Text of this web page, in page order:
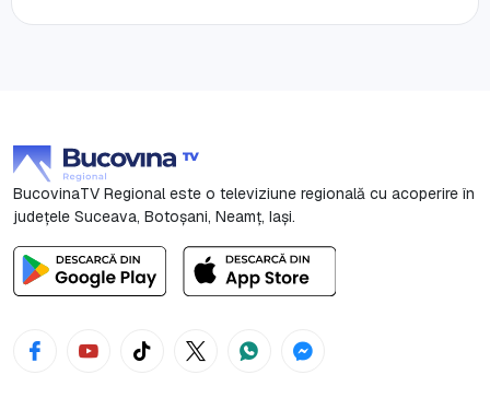
BucovinaTV Regional este o televiziune regională cu acoperire în
județele Suceava, Botoşani, Neamț, Iași.